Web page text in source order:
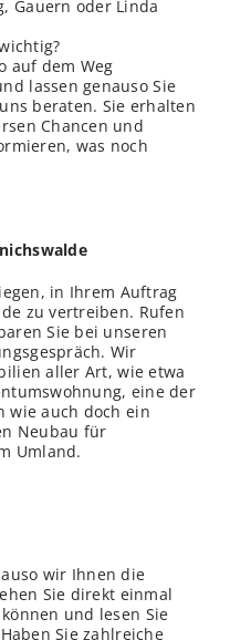
Gauern oder Linda
auf dem Weg
lassen genauso Sie
beraten. Sie erhalten
Chancen und
was noch
in Ihrem Auftrag
zu vertreiben. Rufen
Sie bei unseren
Wir
aller Art, wie etwa
eine der
wie auch doch ein
Neubau für
Umland.
wir Ihnen die
Sie direkt einmal
und lesen Sie
Sie zahlreiche